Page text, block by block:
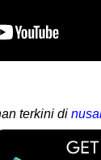
terkini di